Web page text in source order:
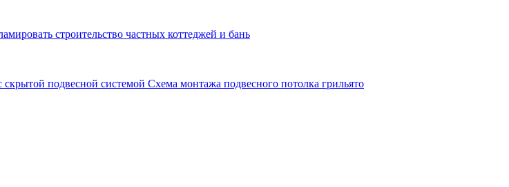
строительство частных коттеджей и бань
подвесной системой Схема монтажа подвесного потолка грильято